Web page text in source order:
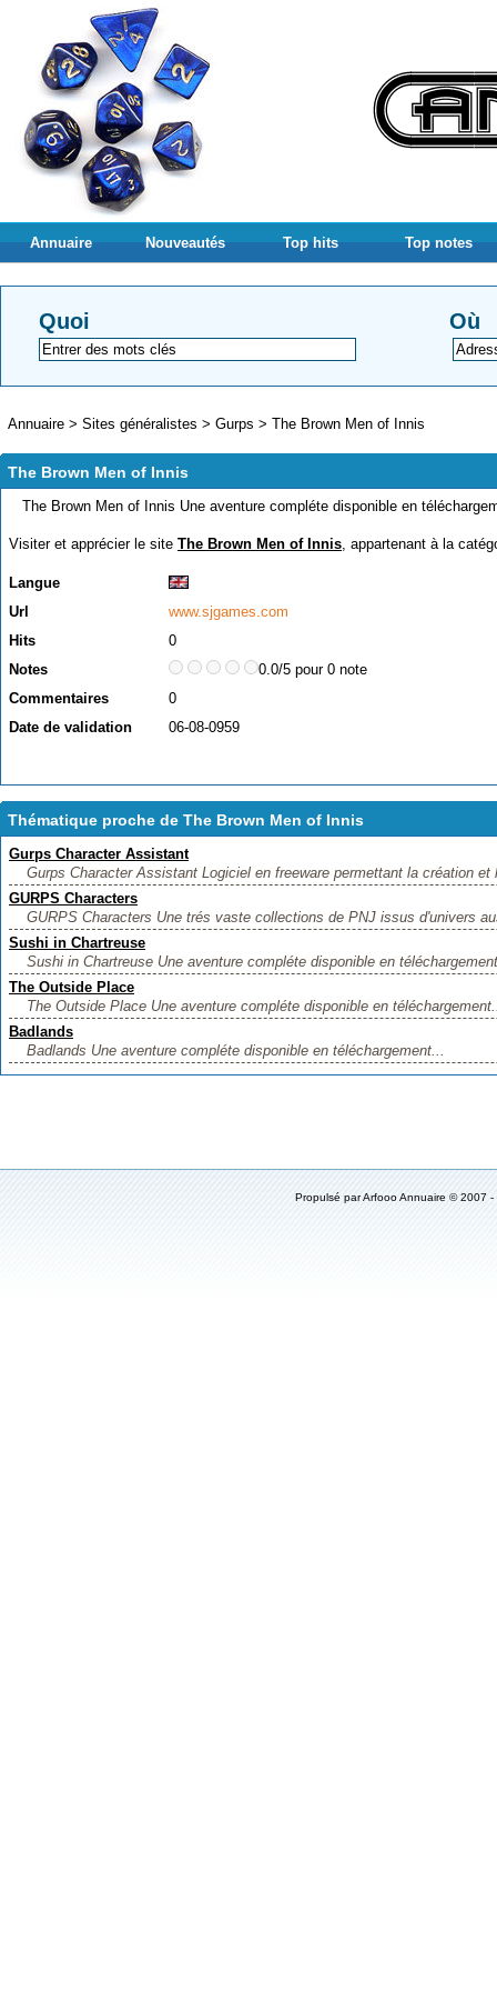
Annuaire Nouveautés Top hits Top notes
Quoi Où
Annuaire > Sites généralistes > Gurps > The Brown Men of Innis
The Brown Men of Innis
The Brown Men of Innis Une aventure compléte disponible en
Visiter et apprécier le site The Brown Men of Innis, appartenant à la
Langue
Url
www.sjgames.com
Hits
0
Notes
0.0/5 pour 0 note
Commentaires
0
Date de validation
06-08-0959
Thématique proche de The Brown Men of Innis
Gurps Character Assistant
Gurps Character Assistant Logiciel en freeware permettant la création et
GURPS Characters
GURPS Characters Une trés vaste collections de PNJ issus d'univers
Sushi in Chartreuse
Sushi in Chartreuse Une aventure compléte disponible en
The Outside Place
The Outside Place Une aventure compléte disponible en
Badlands
Badlands Une aventure compléte disponible en téléchargement...
Propulsé parArfooo Annuaire © 2007